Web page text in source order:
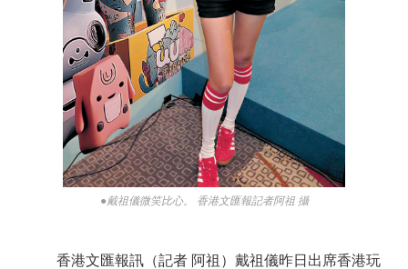
●戴祖儀微笑比心。 香港文匯報記者阿祖 攝
香港文匯報訊（記者 阿祖）戴祖儀昨日出席香港玩